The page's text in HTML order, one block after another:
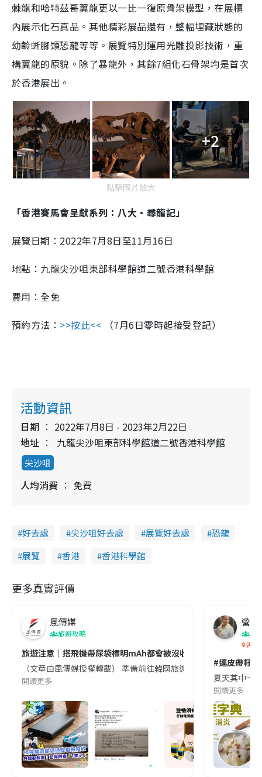
棘龍和哈特茲哥翼龍更以一比一復原骨架模型，在展櫃
內展示化石真品。其他精彩展品還有，整幅埋藏狀態的
幼齡蜥腳類恐龍等等。展覽特別運用光雕投影技術，重
構翼龍的原貌。除了暴龍外，其餘7組化石骨架均是首次
於香港展出。
+2
點擊圖片放大
「香港賽馬會呈獻系列：八大‧尋龍記」
展覽日期：2022年7月8日至11月16日
地點：九龍尖沙咀東部科學館道二號香港科學館
費用：全免
預約方法： >>按此<< （7月6日零時起接受登記）
活動資訊
日期
2022年7月8日 - 2023年2月22日
地址
九龍尖沙咀東部科學館道二號香港科學館
尖沙咀
人均消費 免費
好去處 尖沙咀好去處 展覽好去處
恐龍
展覽
香港 香港科學館
更多真實評價
風傳媒
旅遊攻略
旅遊注意｜搭飛機帶尿袋標明mAh都會被沒收😱出發前切記檢查
（文章由風傳媒授權轉載） 準備前往韓國旅遊的民眾，近期要
閱讀更多
營養
香港
#連皮帶籽
夏天其中一
閱讀更多